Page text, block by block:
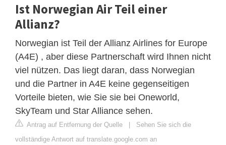
Ist Norwegian Air Teil einer
Allianz?
Norwegian ist Teil der Allianz Airlines for Europe
(A4E) , aber diese Partnerschaft wird Ihnen nicht
viel nützen. Das liegt daran, dass Norwegian
und die Partner in A4E keine gegenseitigen
Vorteile bieten, wie Sie sie bei Oneworld,
SkyTeam und Star Alliance sehen.
Antrag auf Entfernung der Quelle | Sehen Sie sich die
vollständige Antwort auf translate.google.com an